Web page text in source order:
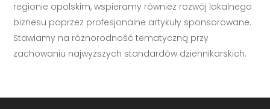
regionie opolskim, wspieramy również rozwój lokalnego
biznesu poprzez profesjonalne artykuły sponsorowane.
Stawiamy na różnorodność tematyczną przy
zachowaniu najwyższych standardów dziennikarskich.